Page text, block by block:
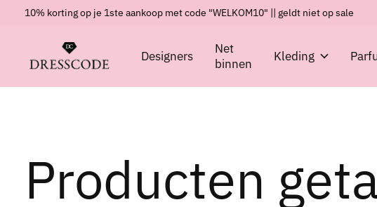
10% korting op je 1ste aankoop met code "WELKOM10" || geldt niet op sale
Designers
Net
binnen
Kleding
Producten